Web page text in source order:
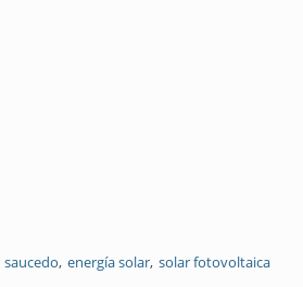
saucedo energía solar solar fotovoltaica